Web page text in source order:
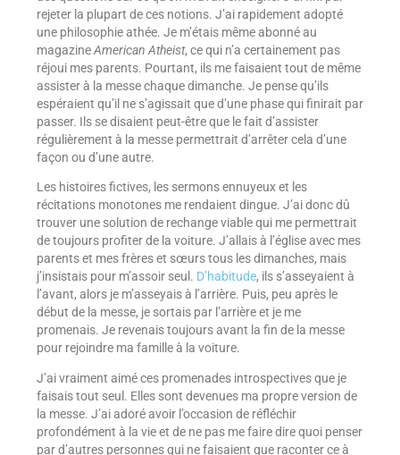
rejeter la plupart de ces notions. J’ai rapidement adopté
une philosophie athée. Je m’étais même abonné au
magazineAmerican Atheist, ce qui n’a certainement pas
réjoui mes parents. Pourtant, ils me faisaient tout de même
assister à la messe chaque dimanche. Je pense qu’ils
espéraient qu’il ne s’agissait que d’une phase qui finirait par
passer. Ils se disaient peut-être que le fait d’assister
régulièrement à la messe permettrait d’arrêter cela d’une
façon ou d’une autre.
Les histoires fictives, les sermons ennuyeux et les
récitations monotones me rendaient dingue. J’ai donc dû
trouver une solution de rechange viable qui me permettrait
de toujours profiter de la voiture. J’allais à l’église avec mes
parents et mes frères et sœurs tous les dimanches, mais
j’insistais pour m’assoir seul. D’habitude, ils s’asseyaient à
l’avant, alors je m’asseyais à l’arrière. Puis, peu après le
début de la messe, je sortais par l’arrière et je me
promenais. Je revenais toujours avant la fin de la messe
pour rejoindre ma famille à la voiture.
J’ai vraiment aimé ces promenades introspectives que je
faisais tout seul. Elles sont devenues ma propre version de
la messe. J’ai adoré avoir l’occasion de réfléchir
profondément à la vie et de ne pas me faire dire quoi penser
par d’autres personnes qui ne faisaient que raconter ce à